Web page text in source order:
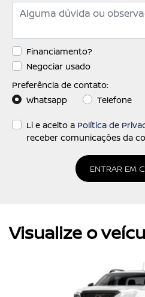
Financiamento?
Negociar usado
Preferência de contato:
Whatsapp
Telefone
Li e aceito a Política de
receber comunicações da
ENTRAR EM
Visualize o